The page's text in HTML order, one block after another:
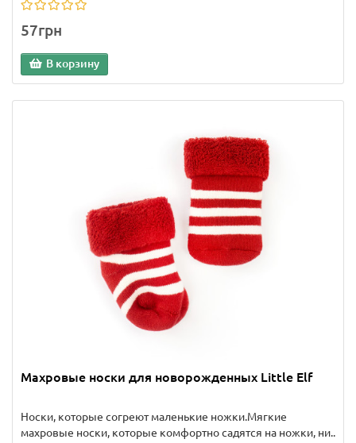
57грн
В корзину
Махровые носки для новорожденных Little Elf
Носки, которые согреют маленькие ножки.Мягкие
махровые носки, которые комфортно садятся на ножки, ни..